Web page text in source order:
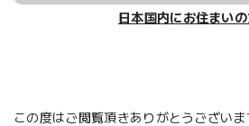
日本国内にお住まい
この度はご閲覧頂きありがとうございま